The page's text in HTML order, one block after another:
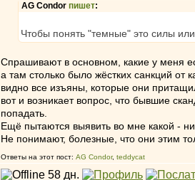
AG Condor пишет:
Чтобы понять "темные" это силы
Спрашивают в основном, какие у меня
а там столько было жёстких санкций от
видно все изъяны, которые они
вот и возникает вопрос, что бывшие
попадать.
Ещё пытаются выявить во мне какой -
Не понимают, болезные, что они этим
Ответы на этот пост: AG Condor, teddycat